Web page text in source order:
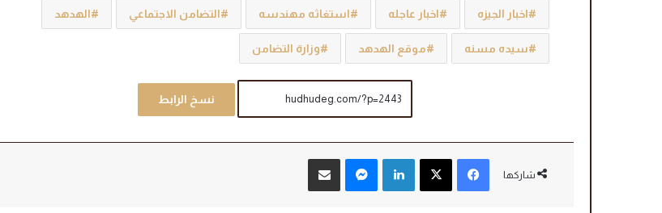
اخبار الجيزه اخبار عاجله استغاثه مهندسه التضامن الاجتماعي الهدهد
سيده مسنه موقع الهدهد وزارة التضامن
نسخ الرابط
شاركها
فيسبوك ‫X لينكدإن